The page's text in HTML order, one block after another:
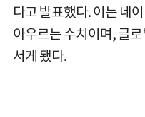
다고 발표했다. 이는 네
아우르는 수치이며, 글
서게 됐다.